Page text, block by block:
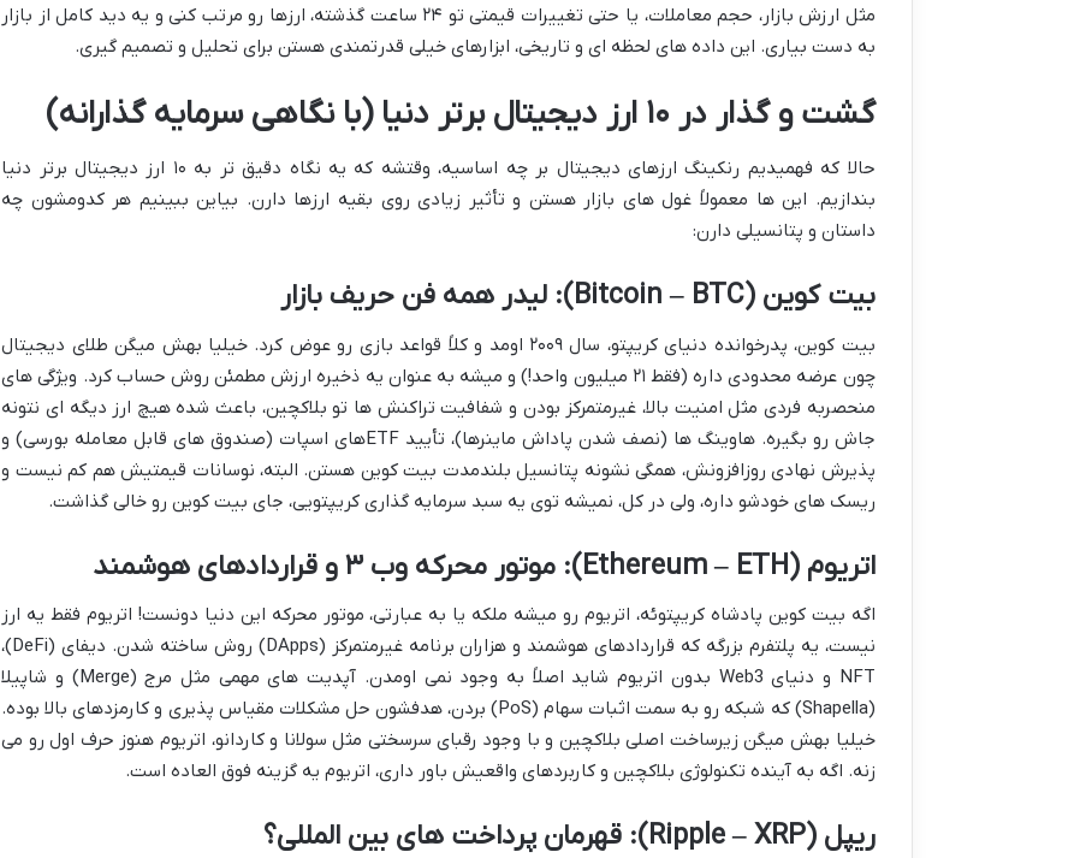
مثل ارزش بازار، حجم معاملات، یا حتی تغییرات قیمتی تو ۲۴ ساعت گذشته، ارزها رو مرتب کنی و یه دید کامل از بازار
به دست بیاری. این داده های لحظه ای و تاریخی، ابزارهای خیلی قدرتمندی هستن برای تحلیل و تصمیم گیری.
گشت و گذار در ۱۰ ارز دیجیتال برتر دنیا (با نگاهی سرمایه گذارانه)
حالا که فهمیدیم رنکینگ ارزهای دیجیتال بر چه اساسیه، وقتشه که یه نگاه دقیق تر به ۱۰ ارز دیجیتال برتر دنیا
بندازیم. این ها معمولاً غول های بازار هستن و تأثیر زیادی روی بقیه ارزها دارن. بیاین ببینیم هر کدومشون چه
داستان و پتانسیلی دارن:
بیت کوین (Bitcoin – BTC): لیدر همه فن حریف بازار
بیت کوین، پدرخوانده دنیای کریپتو، سال ۲۰۰۹ اومد و کلاً قواعد بازی رو عوض کرد. خیلیا بهش میگن طلای دیجیتال
چون عرضه محدودی داره (فقط ۲۱ میلیون واحد!) و میشه به عنوان یه ذخیره ارزش مطمئن روش حساب کرد. ویژگی های
منحصربه فردی مثل امنیت بالا، غیرمتمرکز بودن و شفافیت تراکنش ها تو بلاکچین، باعث شده هیچ ارز دیگه ای نتونه
جاش رو بگیره. هاوینگ ها (نصف شدن پاداش ماینرها)، تأیید ETFهای اسپات (صندوق های قابل معامله بورسی) و
پذیرش نهادی روزافزونش، همگی نشونه پتانسیل بلندمدت بیت کوین هستن. البته، نوسانات قیمتیش هم کم نیست و
ریسک های خودشو داره، ولی در کل، نمیشه توی یه سبد سرمایه گذاری کریپتویی، جای بیت کوین رو خالی گذاشت.
اتریوم (Ethereum – ETH): موتور محرکه وب ۳ و قراردادهای هوشمند
اگه بیت کوین پادشاه کریپتوئه، اتریوم رو میشه ملکه یا به عبارتی، موتور محرکه این دنیا دونست! اتریوم فقط یه ارز
نیست، یه پلتفرم بزرگه که قراردادهای هوشمند و هزاران برنامه غیرمتمرکز (DApps) روش ساخته شدن. دیفای (DeFi)،
NFT و دنیای Web3 بدون اتریوم شاید اصلاً به وجود نمی اومدن. آپدیت های مهمی مثل مرج (Merge) و شاپیلا
(Shapella) که شبکه رو به سمت اثبات سهام (PoS) بردن، هدفشون حل مشکلات مقیاس پذیری و کارمزدهای بالا بوده.
خیلیا بهش میگن زیرساخت اصلی بلاکچین و با وجود رقبای سرسختی مثل سولانا و کاردانو، اتریوم هنوز حرف اول رو می
زنه. اگه به آینده تکنولوژی بلاکچین و کاربردهای واقعیش باور داری، اتریوم یه گزینه فوق العاده است.
ریپل (Ripple – XRP): قهرمان پرداخت های بین المللی؟